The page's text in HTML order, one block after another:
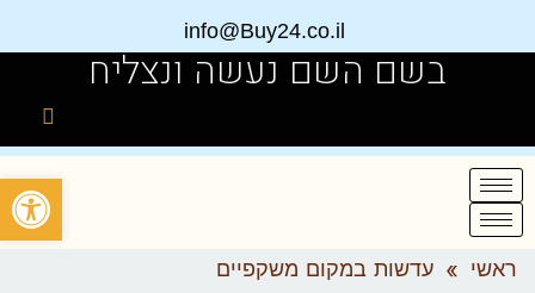
info@Buy24.co.il
בשם השם נעשה ונצליח
ראשי » עדשות במקום משקפיים